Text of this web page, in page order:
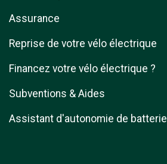
Assurance
Reprise de votre vélo électrique
Financez votre vélo électrique ?
Subventions & Aides
Assistant d'autonomie de batterie